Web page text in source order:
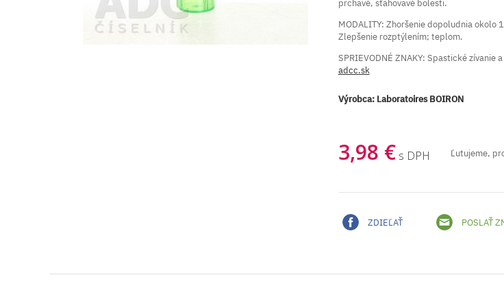
prchavé, sťahovavé bolesti.
MODALITY: Zhoršenie dopoludnia
Zlepšenie rozptýlením; teplom.
SPRIEVODNÉ ZNAKY: Spastické
adcc.sk
Výrobca: Laboratoires BOIRON
3,98 € s DPH Ľutujeme,
ZDIEĽAŤ POSLAŤ